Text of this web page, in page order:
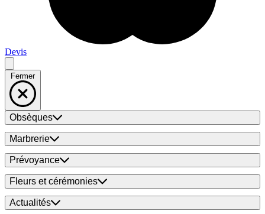
Devis
Fermer
Obsèques
Marbrerie
Prévoyance
Fleurs et cérémonies
Actualités